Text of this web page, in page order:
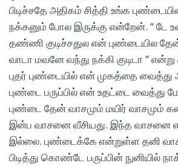
பிடிச்சதே அதிகம் சித்தி உங்க புண்டையில
நக்கனும் போல இருக்கு என்றேன். “ டே
தண்ணி குடிச்சதுல என் புண்டையில தேன்
வாடா மவனே வந்து நக்கி குடிடா ”
புதர் புண்டையில் என் முகத்தை வைத்து
புண்டை பருப்பில் என் உதட்டை வைத்து
புண்டை தேன் வாசமும் மயிர் வாசமும்
இன்ப வாசனை வீசியது. இந்த வாசனை
இல்லை. புண்டைக்கே என்றுள்ள தனி
பிடித்து கொண்டே பருப்பின் நுனியில்